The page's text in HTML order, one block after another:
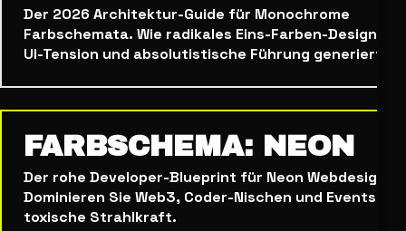
Der 2026 Architektur-Guide für Monochrome
Farbschemata. Wie radikales Eins-Farben-Design
UI-Tension und absolutistische Führung generiert.
FARBSCHEMA: NEON
Der rohe Developer-Blueprint für Neon Webdesign
Dominieren Sie Web3, Coder-Nischen und Events
toxische Strahlkraft.